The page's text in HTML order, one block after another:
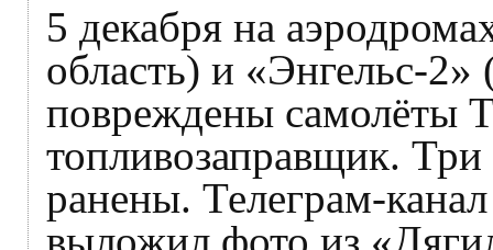
5 декабря на
область) и «Энгельс-2»
повреждены самолёты
топливозаправщик. Три
ранены. Телеграм-
выложил фото из